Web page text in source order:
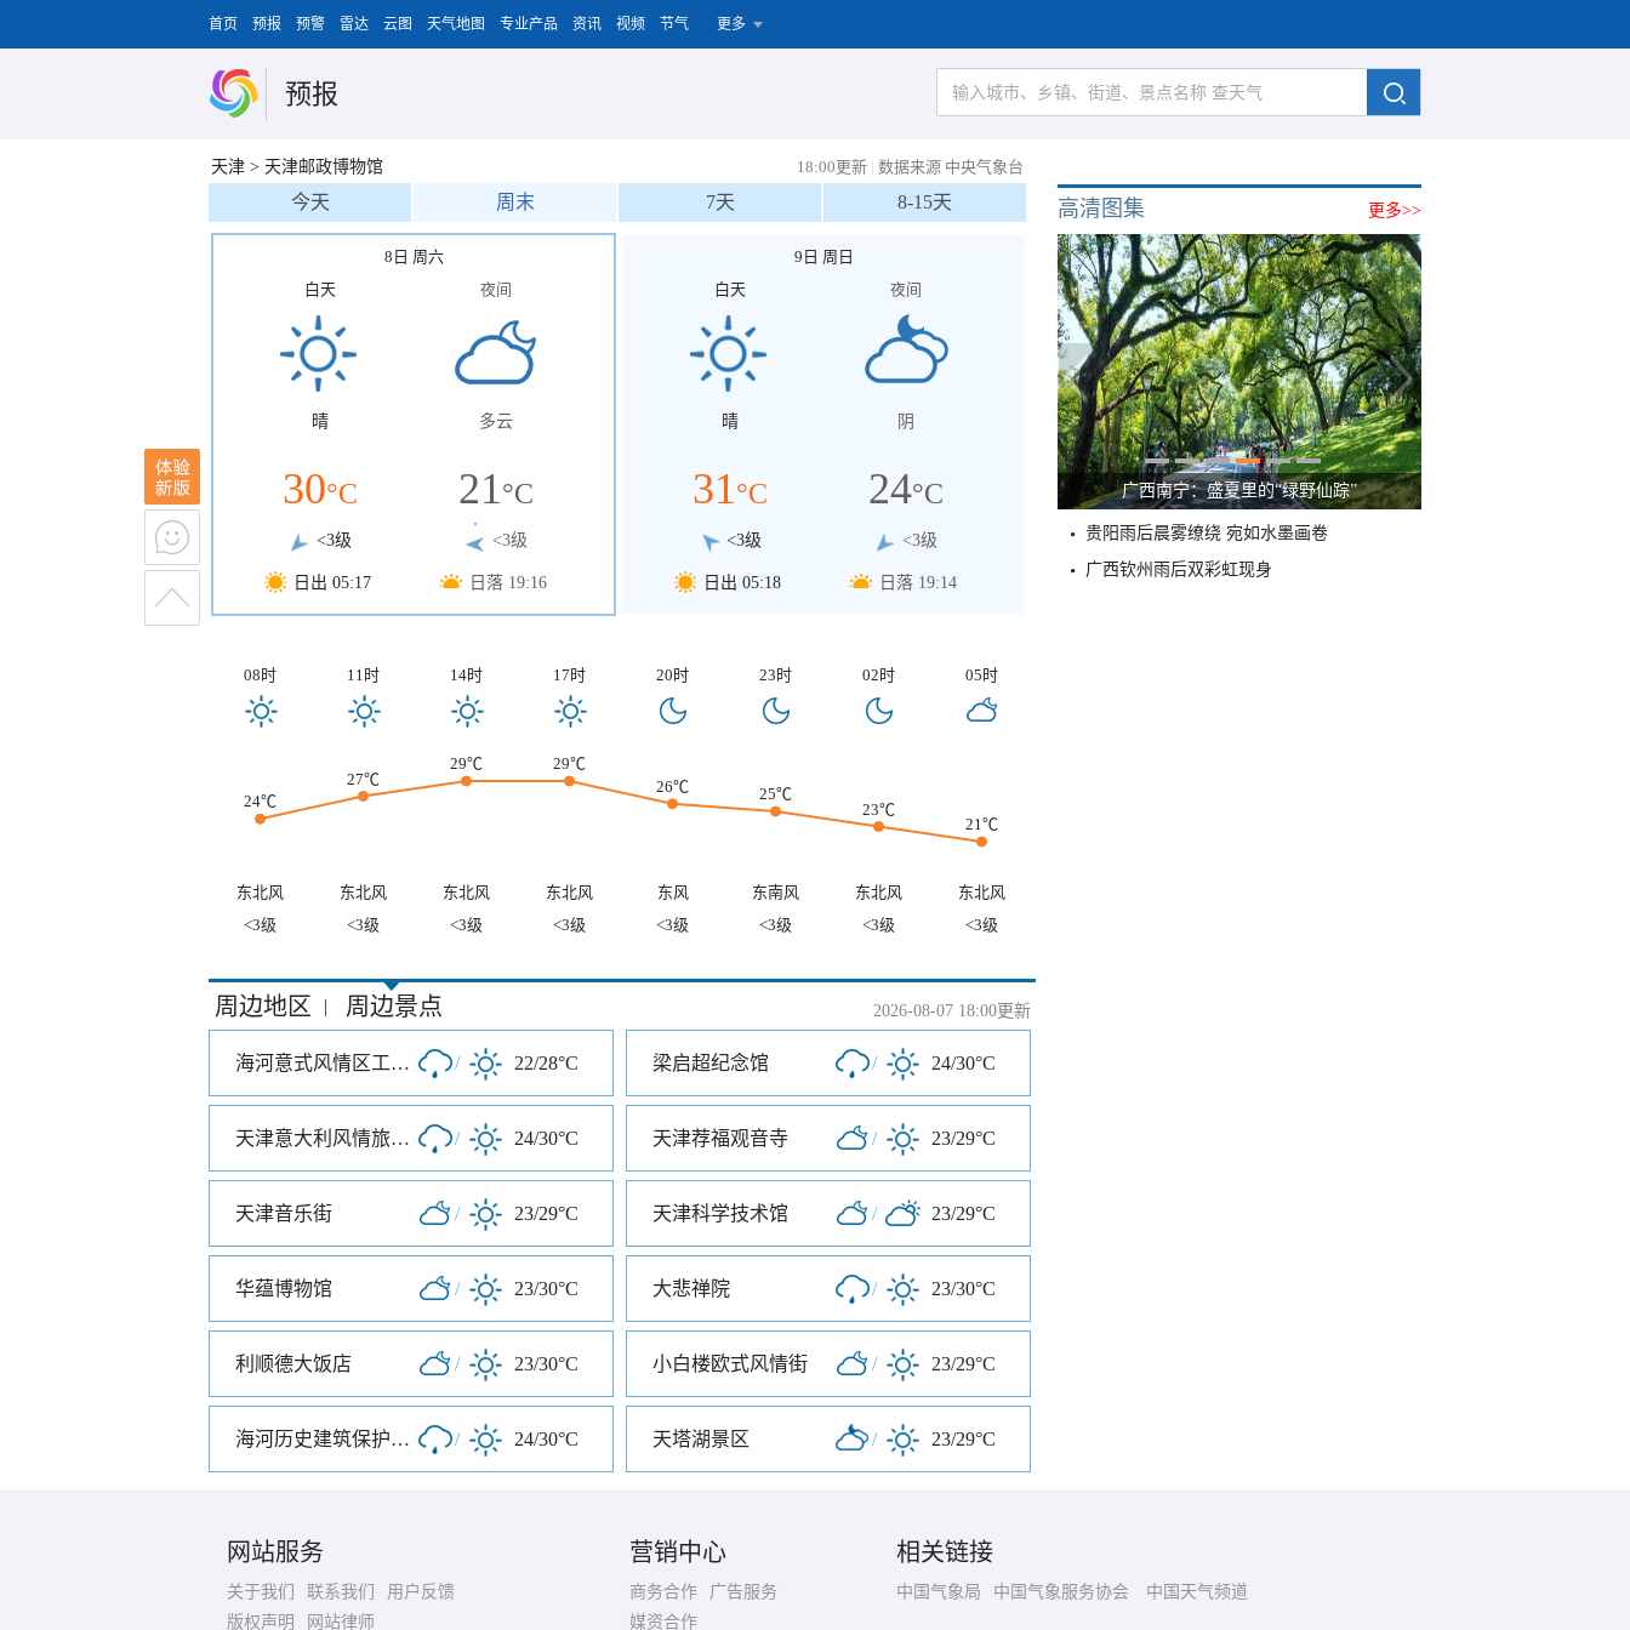
首页 预报 预警 雷达 云图 天气地图 专业产品 资讯 视频 节气 更多
预报
天津 > 天津邮政博物馆 18:00更新 | 数据来源 中央气象台
今天 周末 7天 8-15天
8日 周六
白天
晴
30°C
<3级
日出 05:17
夜间
多云
21°C
<3级
日落 19:16
9日 周日
白天
晴
31°C
<3级
日出 05:18
夜间
阴
24°C
<3级
日落 19:14
08时 11时 14时 17时 20时 23时 02时 05时
24℃
27℃
29℃
29℃
26℃
25℃
23℃
21℃
东北风 东北风 东北风 东北风 东风 东南风 东北风
东北风
<3级
<3级 <3级 <3级 <3级 <3级 <3级 <3级
周边地区 | 周边景点 2026-08-07 18:00更新
海河意式风情区工业园A区 / 22/28°C 梁启超纪念馆 / 24/30°C
天津意大利风情旅游区 / 24/30°C 天津荐福观音寺 / 23/29°C
天津音乐街 / 23/29°C 天津科学技术馆 / 23/29°C
华蕴博物馆 / 23/30°C 大悲禅院 / 23/30°C
利顺德大饭店 / 23/30°C 小白楼欧式风情街 / 23/29°C
海河历史建筑保护展览馆 / 24/30°C 天塔湖景区 / 23/29°C
更多>>
高清图集
广西南宁：盛夏里的“绿野仙踪”
贵阳雨后晨雾缭绕 宛如水墨画卷
广西钦州雨后双彩虹现身
网站服务
关于我们 联系我们
用户反馈
版权声明
网站律师
营销中心
商务合作
广告服务
媒资合作
相关链接
中国气象局 中国气象服务协会 中国天气频道